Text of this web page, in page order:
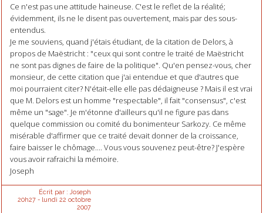
Ce n'est pas une attitude haineuse. C'est le reflet de la réalité;
évidemment, ils ne le disent pas ouvertement, mais par des sous-
entendus.
Je me souviens, quand j'étais étudiant, de la citation de Delors, à
propos de Maëstricht : "ceux qui sont contre le traité de Maëstricht
ne sont pas dignes de faire de la politique". Qu'en pensez-vous, cher
monsieur, de cette citation que j'ai entendue et que d'autres que
moi pourraient citer? N'était-elle elle pas dédaigneuse ? Mais il est vrai
que M. Delors est un homme "respectable", il fait "consensus", c'est
même un "sage". Je m'étonne d'ailleurs qu'il ne figure pas dans
quelque commission ou comité du bonimenteur Sarkozy. Ce même
misérable d'affirmer que ce traité devait donner de la croissance,
faire baisser le chômage.... Vous vous souvenez peut-être? J'espère
vous avoir rafraichi la mémoire.
Joseph
Écrit par : Joseph
20h27- lundi 22 octobre
2007